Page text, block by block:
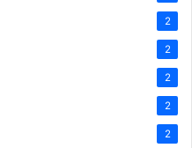
2
2
2
2
2